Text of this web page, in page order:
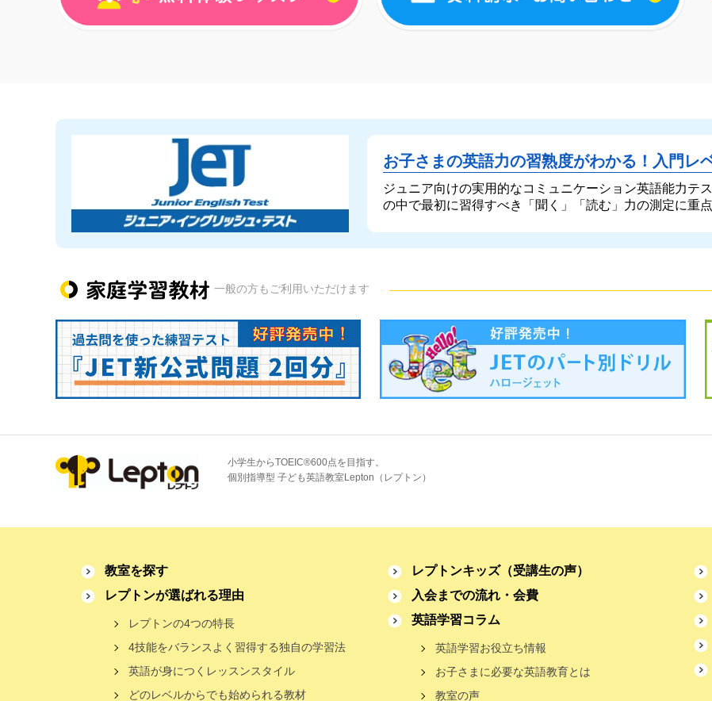
お子さまの英語力の習熟度がわかる！ 入門レ
ジュニア向けの実用的なコミュニケーション英語能力テ
の中で最初に習得すべき「聞く」「読む」力の測定に重点
一般の方もご利用いただけます
小学生からTOEIC®600点を目指す。
個別指導型 子ども英語教室Lepton（レプトン）
教室を探す
レプトンが選ばれる理由
レプトンの4つの特長
4技能をバランスよく習得する独自の学習法
英語が身につくレッスンスタイル
どのレベルからでも始められる教材
レプトンキッズ（受講生の声）
入会までの流れ・会費
英語学習コラム
英語学習お役立ち情報
お子さまに必要な英語教育とは
教室の声